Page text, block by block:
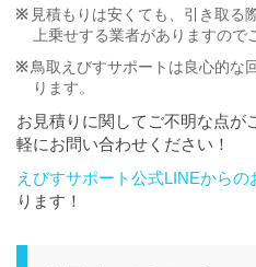
見積もりは安くても、引き取る
上乗せする業者がありますので
鳥取えびすサポートは良心的な
ります。
お見積りに関してご不明な点が
軽にお問い合わせください！
えびすサポート公式LINEからの
ります！